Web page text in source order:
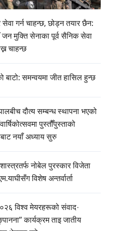
सेवा गर्न चाहन्छ, छोड्न तयार छैन:
जन मुक्ति सेनाका पूर्व सैनिक सेवा
चाहन्छ
बाटो: समन्वयमा जीत हासिल हुन्छ
दौत्य सम्बन्ध स्थापना भएको
पुस्तौँपुस्ताको
नयाँ अध्याय सुरु
नोबेल पुरस्कार विजेता
विशेष अन्तर्वार्ता
विश्व मेयरहरूको संवाद·
कार्यक्रम ताइ जातीय